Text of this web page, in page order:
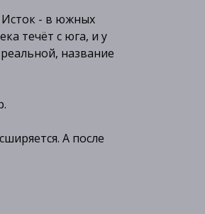
Исток - в южных
течёт с юга, и у
название
А после